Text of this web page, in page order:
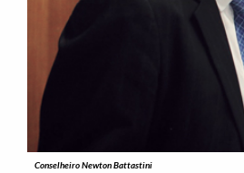
Conselheiro Newton Battastini